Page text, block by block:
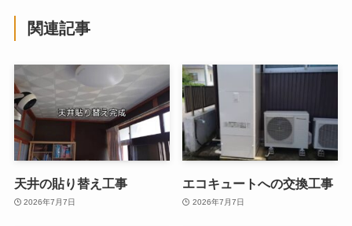
関連記事
天井の貼り替え工事
2026年7月7日
エコキュートへの交換工事
2026年7月7日